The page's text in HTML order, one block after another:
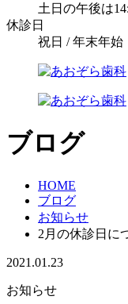
土日の午後は
休診日
祝日 / 年末年始
ブログ
HOME
ブログ
お知らせ
2月の休診日に
2021.01.23
お知らせ